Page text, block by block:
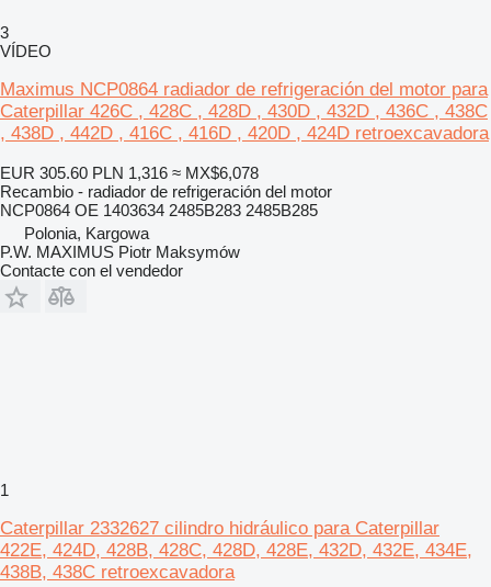
3
VÍDEO
Maximus NCP0864 radiador de refrigeración del motor para
Caterpillar 426C , 428C , 428D , 430D , 432D , 436C , 438C
, 438D , 442D , 416C , 416D , 420D , 424D retroexcavadora
EUR 305.60 PLN 1,316 ≈ MX$6,078
Recambio - radiador de refrigeración del motor
NCP0864 OE 1403634 2485B283 2485B285
Polonia, Kargowa
P.W. MAXIMUS Piotr Maksymów
Contacte con el vendedor
1
Caterpillar 2332627 cilindro hidráulico para Caterpillar
422E, 424D, 428B, 428C, 428D, 428E, 432D, 432E, 434E,
438B, 438C retroexcavadora